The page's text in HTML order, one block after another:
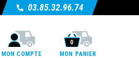
03.85.32.96.74
MON COMPTE
0
MON PANIER